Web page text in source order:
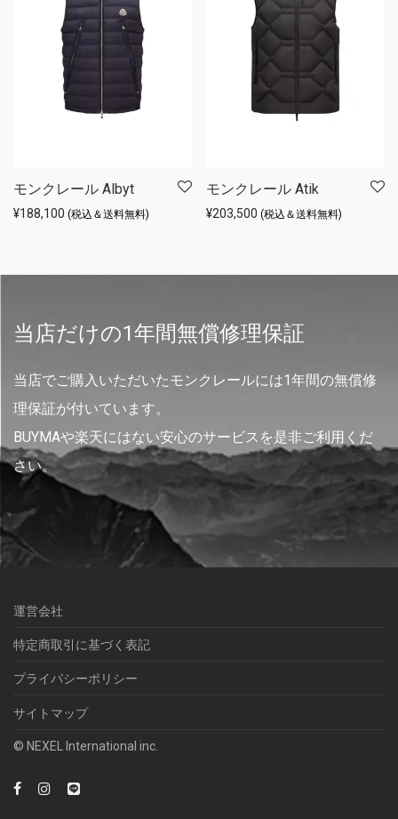
モンクレール Albyt
¥188,100 (税込＆送料無料)
モンクレール Atik
¥203,500 (税込＆送料無料)
当店だけの1年間無償修理保証
当店でご購入いただいたモンクレールには1年間の無償修
理保証が付いています。
BUYMAや楽天にはない安心のサービスを是非ご利用くだ
さい。
運営会社
特定商取引に基づく表記
プライバシーポリシー
サイトマップ
© NEXEL International inc.